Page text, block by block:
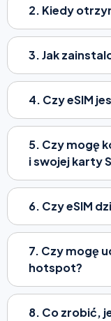
2. Kiedy
3. Jak
4. Czy eSIM
5. Czy mogę
i swojej karty
6. Czy eSIM
7. Czy mogę
hotspot?
8. Co zrobić,